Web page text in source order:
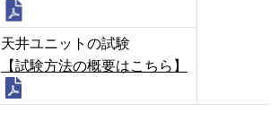
天井ユニットの試験
【試験方法の概要はこちら】